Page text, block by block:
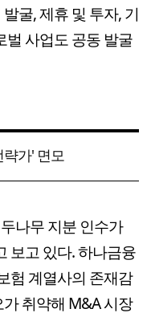
굴, 제휴 및 투자, 기
벌 사업도 공동 발굴
가' 면모
나무 지분 인수가
보고 있다. 하나금융
험 계열사의 존재감
취약해 M&A 시장